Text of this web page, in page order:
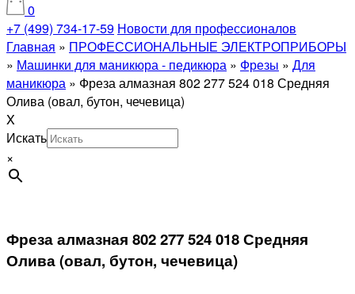
0
+7 (499) 734-17-59 Новости для профессионалов
Главная » ПРОФЕССИОНАЛЬНЫЕ ЭЛЕКТРОПРИБОРЫ
» Машинки для маникюра - педикюра » Фрезы » Для
маникюра » Фреза алмазная 802 277 524 018 Средняя
Олива (овал, бутон, чечевица)
X
Искать
×
Фреза алмазная 802 277 524 018 Средняя
Олива (овал, бутон, чечевица)